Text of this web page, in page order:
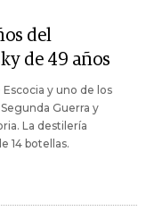
del
de 49 años
y uno de los
Guerra y
La destilería
14 botellas.